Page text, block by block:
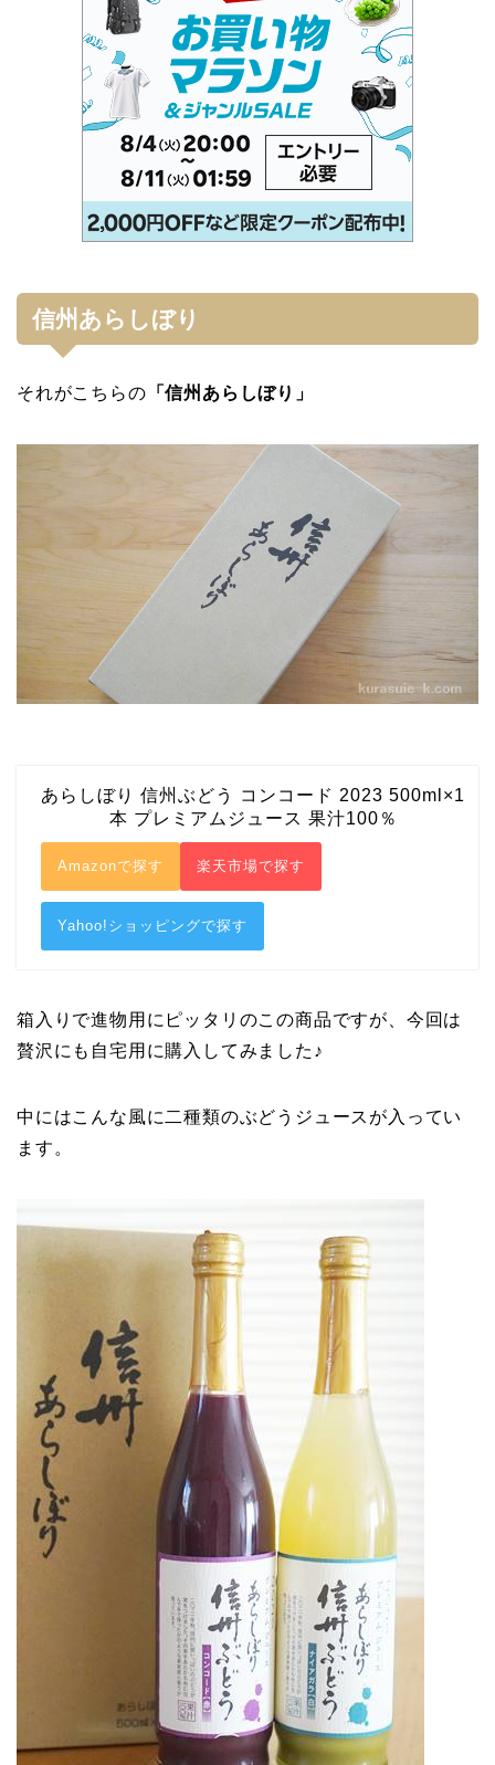
信州あらしぼり
それがこちらの 「信州あらしぼり」
あらしぼり 信州ぶどう コンコード 2023 500ml×1
本 プレミアムジュース 果汁100％
Amazonで探す 楽天市場で探す
Yahoo!ショッピングで探す
箱入りで進物用にピッタリのこの商品ですが、今回は
贅沢にも自宅用に購入してみました♪
中にはこんな風に二種類のぶどうジュースが入ってい
ます。